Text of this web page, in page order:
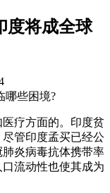
度将成全球
哪些困境?
疗方面的。印度贫
管印度孟买已经公
炎病毒抗体携带率
流动性也使其成为